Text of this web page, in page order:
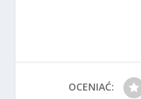
OCENIAĆ: